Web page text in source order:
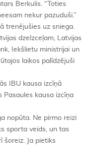
Berkulis. “Toties
nekur pazuduši.”
trenējušies uz sniega.
dzelzceļam, Latvijas
Iekšlietu ministrijai un
laikos palīdzējuši
IBU kausa izcīņā
Pasaules kausa izcīņa
nopūta. Ne pirmo reizi
sporta veids, un tas
šoreiz. Ja pietiks